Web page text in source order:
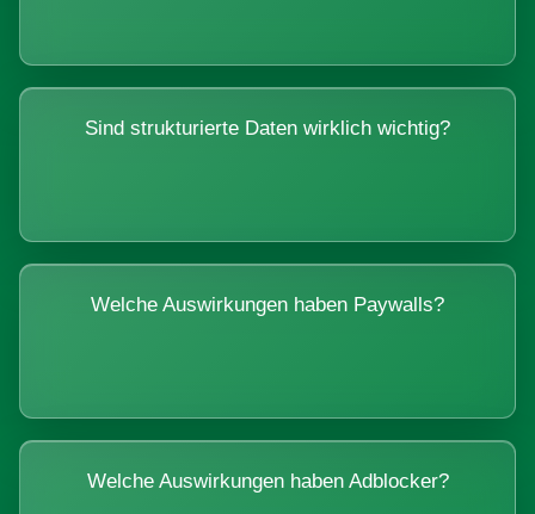
Sind strukturierte Daten wirklich wichtig?
Welche Auswirkungen haben Paywalls?
Welche Auswirkungen haben Adblocker?